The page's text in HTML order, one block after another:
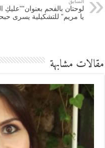
لوحتان بالفحم بعنوان””عليكِ
يا مريم” للتشكيلية يسرى
مقالات مشابهة